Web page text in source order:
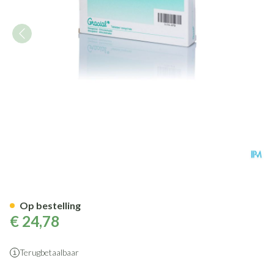
€ 24,78
Terugbetaalbaar
Op bestelling